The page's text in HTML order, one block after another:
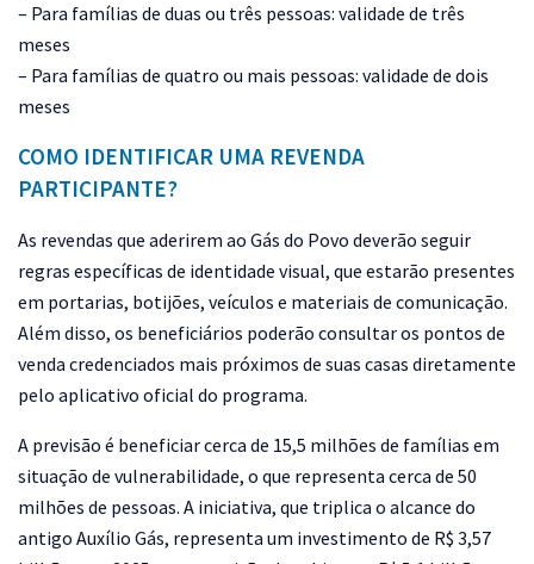
– Para famílias de duas ou três pessoas: validade de três
meses
– Para famílias de quatro ou mais pessoas: validade de dois
meses
COMO IDENTIFICAR UMA REVENDA
PARTICIPANTE?
As revendas que aderirem ao Gás do Povo deverão seguir
regras específicas de identidade visual, que estarão presentes
em portarias, botijões, veículos e materiais de comunicação.
Além disso, os beneficiários poderão consultar os pontos de
venda credenciados mais próximos de suas casas diretamente
pelo aplicativo oficial do programa.
A previsão é beneficiar cerca de 15,5 milhões de famílias em
situação de vulnerabilidade, o que representa cerca de 50
milhões de pessoas. A iniciativa, que triplica o alcance do
antigo Auxílio Gás, representa um investimento de R$ 3,57